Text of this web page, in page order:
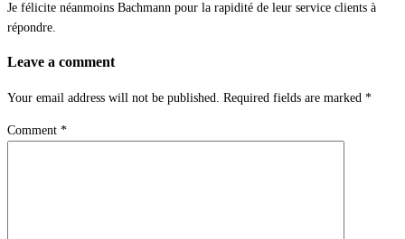
Je félicite néanmoins Bachmann pour la rapidité de leur service clients à
répondre.
Leave a comment
Your email address will not be published. Required fields are marked *
Comment *